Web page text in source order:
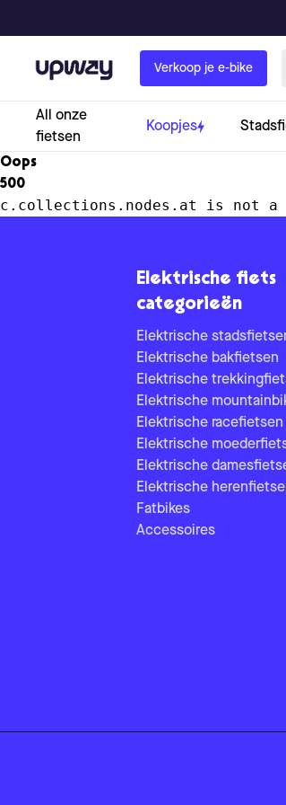
Upway Verkoop je e-bike
All onze
fietsen
Koopjes
Oops
500
c.collections.nodes.at is not a
Elektrische fiets
categorieën
Elektrische
Elektrische bakfietsen
Elektrische
Elektrische
Elektrische racefietsen
Elektrische
Elektrische
Elektrische
Fatbikes
Accessoires